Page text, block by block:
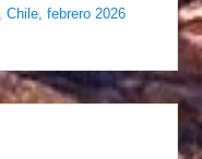
Chile, febrero 2026